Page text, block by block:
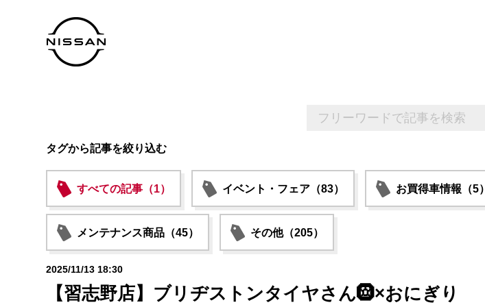
タグから記事を絞り込む
すべての記事（1） イベント・フェア（83） お買得車情報（5）
メンテナンス商品（45） その他（205）
2025/11/13 18:30
【習志野店】ブリヂストンタイヤさん🛞×おにぎり